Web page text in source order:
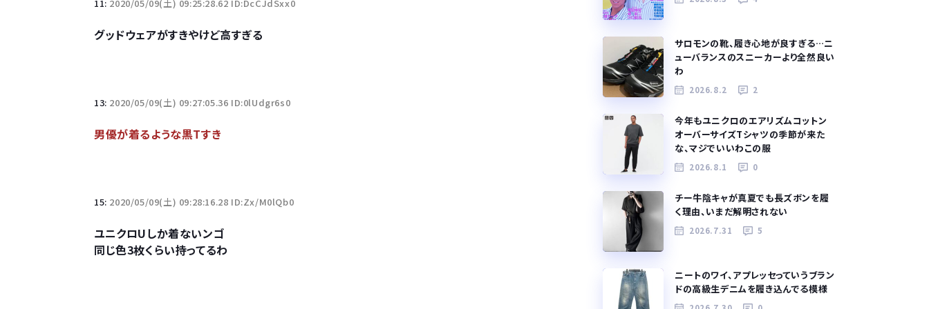
11: 2020/05/09(土) 09:25:28.62 ID:DcCJdSxx0
グッドウェアがすきやけど高すぎる
13: 2020/05/09(土) 09:27:05.36 ID:0lUdgr6s0
男優が着るような黒Tすき
15: 2020/05/09(土) 09:28:16.28 ID:Zx/M0lQb0
ユニクロUしか着ないンゴ
同じ色3枚くらい持ってるわ
サロモンの靴、履き心地が良すぎる…ニ
ューバランスのスニーカーより全然良い
わ
2026.8.2 2
今年もユニクロのエアリズムコットン
オーバーサイズTシャツの季節が来た
な、マジでいいわこの服
2026.8.1 0
チー牛陰キャが真夏でも長ズボンを履
く理由、いまだ解明されない
2026.7.31 5
ニートのワイ、アプレッセっていうブラン
ドの高級生デニムを履き込んでる模様